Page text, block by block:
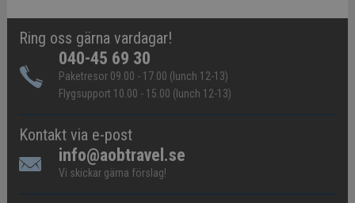
Ring oss gärna vardagar!
040-45 69 30
Paketresor 09.00 - 17.00 (lunch 12-13)
Flygsupport 10.00 - 15.00 (lunch 12-13)
Kontakt via e-post
info@aobtravel.se
Vi skickar gärna förslag!